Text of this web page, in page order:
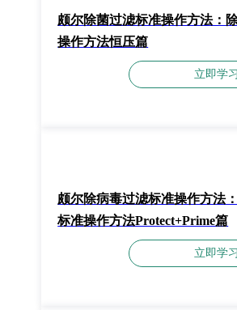
颇尔除菌过滤标准操作方法：
操作方法恒压篇
立即学习
颇尔除病毒过滤标准操作方法
标准操作方法Protect+Prime篇
立即学习